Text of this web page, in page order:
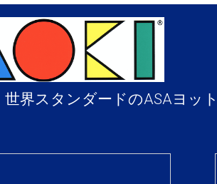
界スタンダードのASAヨッ